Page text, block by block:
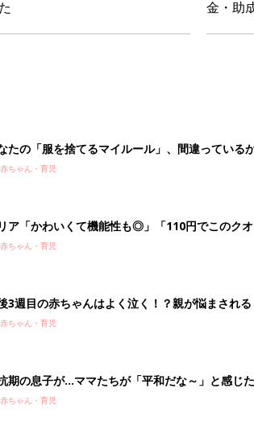
金・助
たの「服を捨てるマイルール」、間違っている
イリストが喝！
赤ちゃん・育児
ア「かわいくて機能性も◎」「110円でこのク
赤ちゃん・育児
3週目の赤ちゃんはよく泣く！？親が悩まされ
本当？【専門家】
赤ちゃん・育児
期の息子が...ママたちが「平和だな～」と感じ
赤ちゃん・育児